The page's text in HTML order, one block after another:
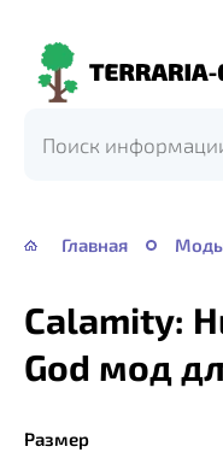
Terraria-
Главная
Calamity:
God мод
Размер